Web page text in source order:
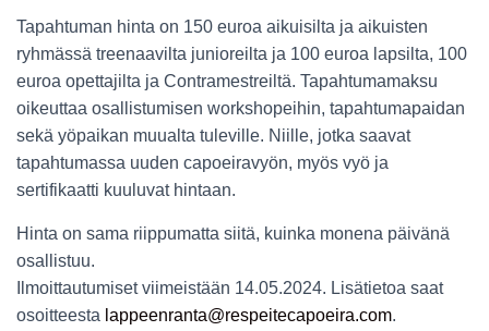
Tapahtuman hinta on 150 euroa aikuisilta ja aikuisten
ryhmässä treenaavilta junioreilta ja 100 euroa lapsilta, 100
euroa opettajilta ja Contramestreiltä. Tapahtumamaksu
oikeuttaa osallistumisen workshopeihin, tapahtumapaidan
sekä yöpaikan muualta tuleville. Niille, jotka saavat
tapahtumassa uuden capoeiravyön, myös vyö ja
sertifikaatti kuuluvat hintaan.
Hinta on sama riippumatta siitä, kuinka monena päivänä
osallistuu.
Ilmoittautumiset viimeistään 14.05.2024. Lisätietoa saat
osoitteesta lappeenranta@respeitecapoeira.com.